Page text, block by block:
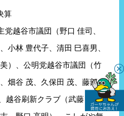
算
党越谷市議団（野口 佳司、
小林 豊代子、清田 巳喜男、
）、公明党越谷市議団（竹
畑谷 茂、久保田 茂、藤部 徳
越谷刷新クラブ（武藤 智、